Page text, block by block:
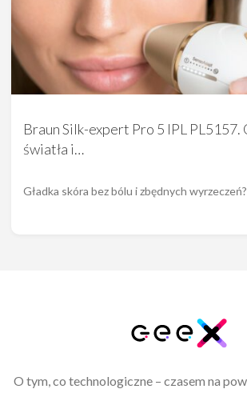
Braun Silk-expert Pro 5 IPL PL5157.
światła i…
Gładka skóra bez bólu i zbędnych
O tym, co technologiczne – czasem na